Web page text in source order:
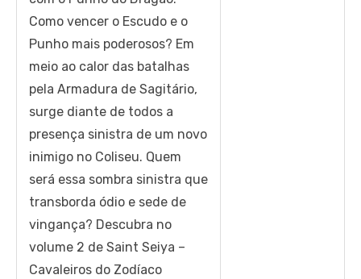
Como vencer o Escudo e o
Punho mais poderosos? Em
meio ao calor das batalhas
pela Armadura de Sagitário,
surge diante de todos a
presença sinistra de um novo
inimigo no Coliseu. Quem
será essa sombra sinistra que
transborda ódio e sede de
vingança? Descubra no
volume 2 de Saint Seiya –
Cavaleiros do Zodíaco